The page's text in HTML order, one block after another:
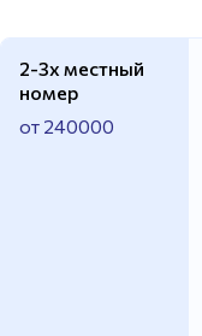
2-3х местный
номер
от 240000